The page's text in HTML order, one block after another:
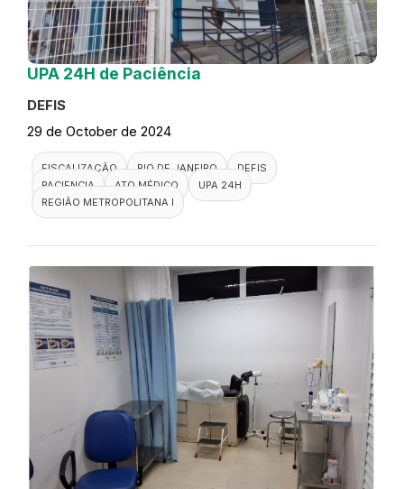
UPA 24H de Paciência
DEFIS
29 de October de 2024
FISCALIZAÇÃO RIO DE JANEIRO
DEFIS
PACIENCIA
ATO MÉDICO
UPA 24H
REGIÃO METROPOLITANA I